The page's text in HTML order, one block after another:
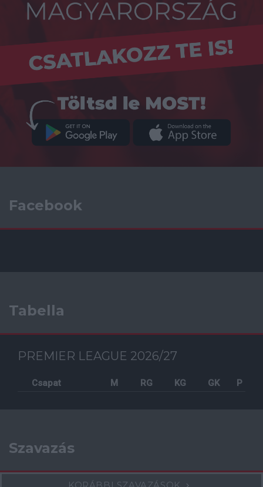
Facebook
Tabella
PREMIER LEAGUE 2026/27
Csapat M RG KG GK P
Szavazás
KORÁBBI SZAVAZÁSOK